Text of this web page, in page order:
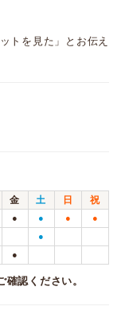
トを見た」とお伝え
金 土 日
祝
● ● ● ●
●
●
認ください。